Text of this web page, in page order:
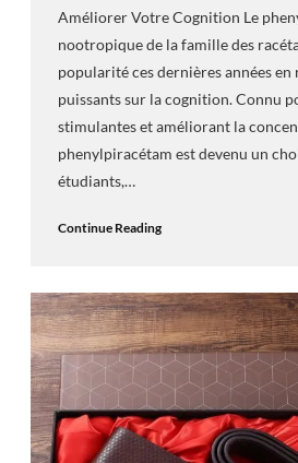
Améliorer Votre Cognition Le
nootropique de la famille des
popularité ces dernières années en
puissants sur la cognition. Connu
stimulantes et améliorant la
phenylpiracétam est devenu un
étudiants,…
Continue Reading